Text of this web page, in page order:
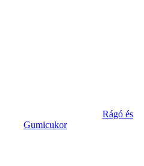
Rágó és
Gumicukor